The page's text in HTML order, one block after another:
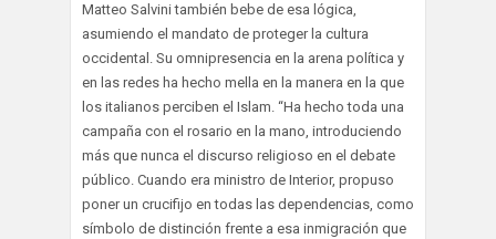
Matteo Salvini también bebe de esa lógica,
asumiendo el mandato de proteger la cultura
occidental. Su omnipresencia en la arena política y
en las redes ha hecho mella en la manera en la que
los italianos perciben el Islam. “Ha hecho toda una
campaña con el rosario en la mano, introduciendo
más que nunca el discurso religioso en el debate
público. Cuando era ministro de Interior, propuso
poner un crucifijo en todas las dependencias, como
símbolo de distinción frente a esa inmigración que